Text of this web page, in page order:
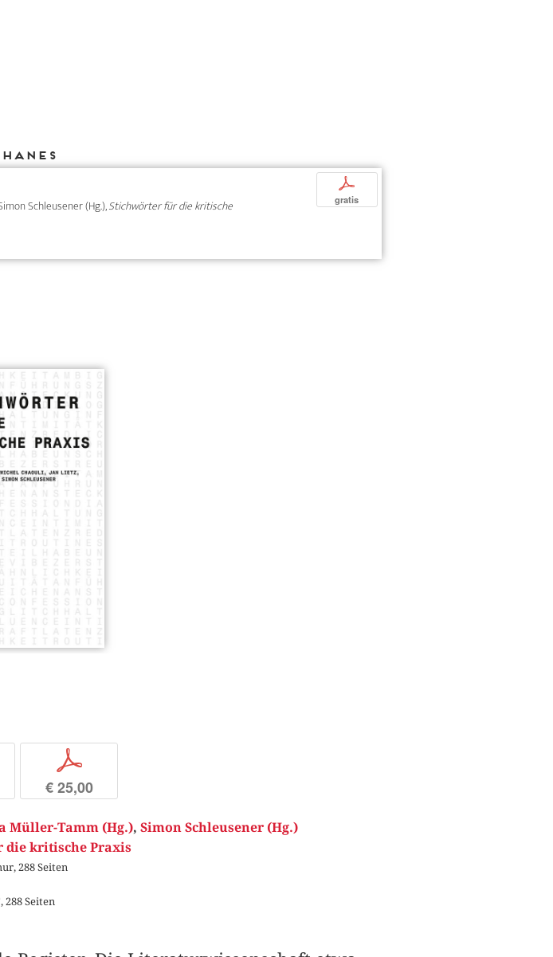
Schleusener (Hg.),Stichwörter für die kritische
p
gratis
p
€ 25,00
Müller-Tamm (Hg.), Simon Schleusener (Hg.)
die kritische Praxis
288 Seiten
288 Seiten